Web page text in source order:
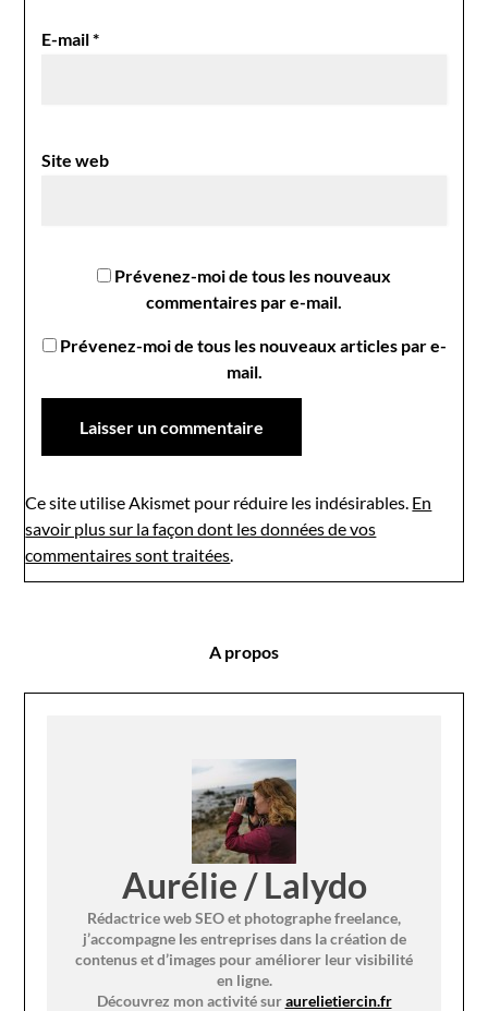
E-mail*
Site web
Prévenez-moi de tous les nouveaux
commentaires par e-mail.
Prévenez-moi de tous les nouveaux articles par e-
mail.
Ce site utilise Akismet pour réduire les indésirables. En
savoir plus sur la façon dont les données de vos
commentaires sont traitées.
A propos
Aurélie / Lalydo
Rédactrice web SEO et photographe freelance,
j’accompagne les entreprises dans la création de
contenus et d’images pour améliorer leur visibilité
en ligne.
Découvrez mon activité suraurelietiercin.fr